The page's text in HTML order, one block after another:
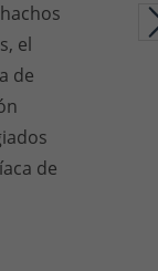
el
de
de